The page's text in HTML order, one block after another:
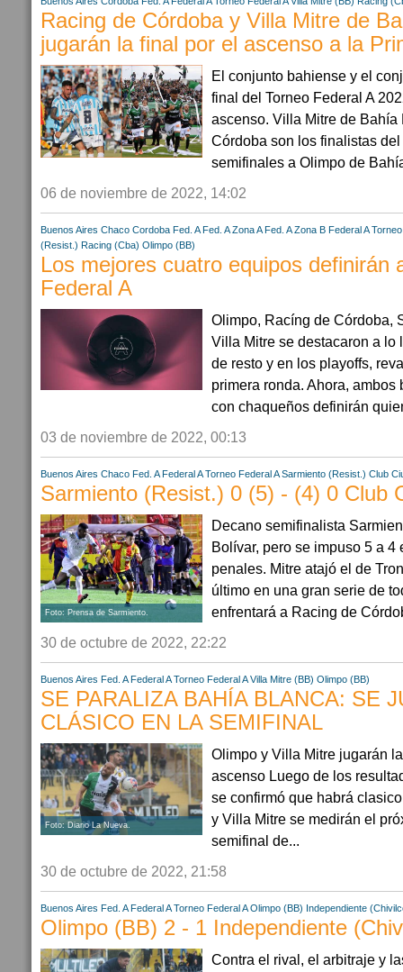
Racing de Córdoba y Villa Mitre de
jugarán la final por el ascenso a la
El conjunto bahiense y el
final del Torneo Federal A
ascenso. Villa Mitre de
Córdoba son los finalistas
semifinales a Olimpo de
06 de noviembre de 2022, 14:02
Buenos Aires Chaco Cordoba Fed. A Fed. A Zona A Fed. A Zona B Federal A
(Resist.) Racing (Cba) Olimpo (BB)
Los mejores cuatro equipos definirán
Federal A
Olimpo, Racíng de Córdoba,
Villa Mitre se destacaron a lo
de resto y en los playoffs,
primera ronda. Ahora,
con chaqueños definirán
03 de noviembre de 2022, 00:13
Buenos Aires Chaco Fed. A Federal A Torneo Federal A Sarmiento (Resist.) Club
Sarmiento (Resist.) 0 (5) - (4) 0 Club
Foto: Prensa de Sarmiento.
Decano semifinalista
Bolívar, pero se impuso 5 a 4
penales. Mitre atajó el de
último en una gran serie de
enfrentará a Racing de
30 de octubre de 2022, 22:22
Buenos Aires Fed. A Federal A Torneo Federal A Villa Mitre (BB) Olimpo (BB)
SE PARALIZA BAHÍA BLANCA: SE
CLÁSICO EN LA SEMIFINAL
Foto: Diario La Nueva.
Olimpo y Villa Mitre jugarán
ascenso Luego de los
se confirmó que habrá
y Villa Mitre se medirán el
semifinal de...
30 de octubre de 2022, 21:58
Buenos Aires Fed. A Federal A Torneo Federal A Olimpo (BB) Independiente
Olimpo (BB) 2 - 1 Independiente
Contra el rival, el arbitraje y